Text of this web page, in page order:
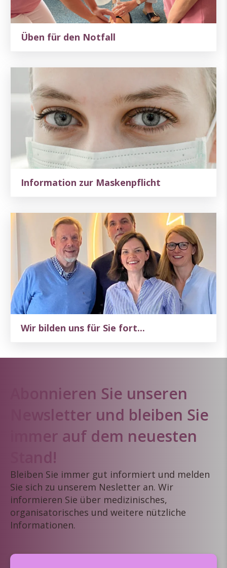
Üben für den Notfall
Information zur Maskenpflicht
Wir bilden uns für Sie fort...
Abonnieren Sie unseren
Newsletter und bleiben Sie
immer auf dem neuesten
Stand!
Bleiben Sie immer gut informiert und melden
Sie sich zu unserem Nesletter an. Wir
informieren Sie über medizinisches,
organisatorisches und weitere nützliche
Informationen.